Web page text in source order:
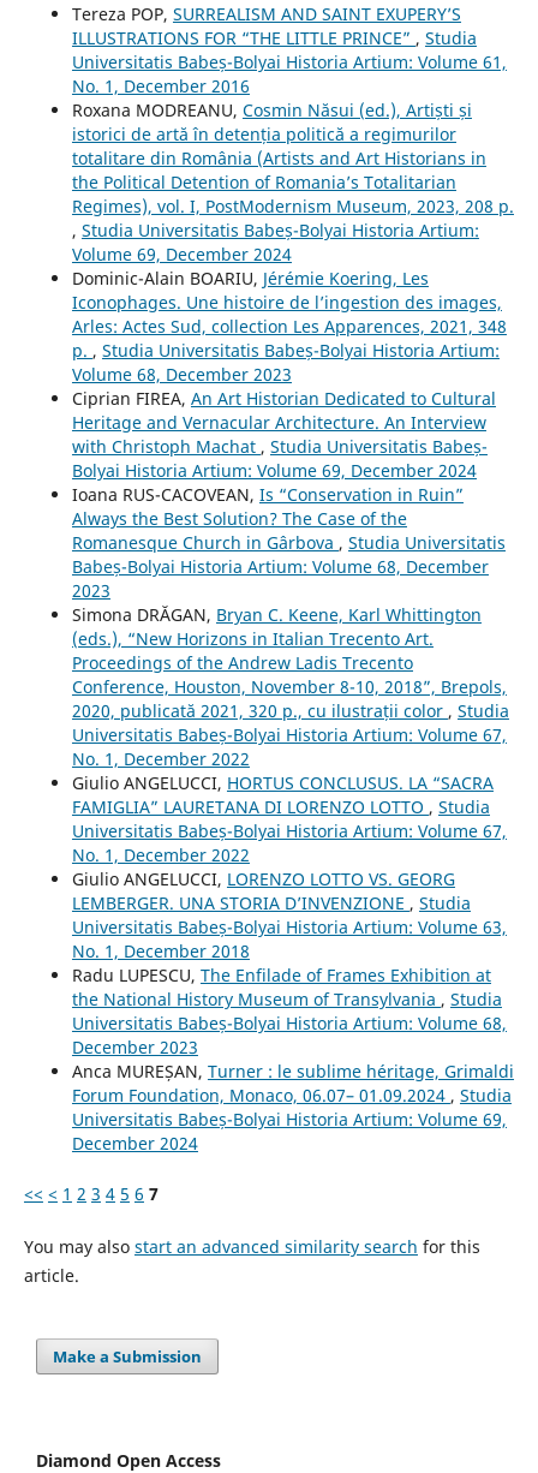
Tereza POP, SURREALISM AND SAINT EXUPERY’S
ILLUSTRATIONS FOR “THE LITTLE PRINCE” , Studia
Universitatis Babeș-Bolyai Historia Artium: Volume 61,
No. 1, December 2016
Roxana MODREANU, Cosmin Năsui (ed.), Artiști și
istorici de artă în detenția politică a regimurilor
totalitare din România (Artists and Art Historians in
the Political Detention of Romania’s Totalitarian
Regimes), vol. I, PostModernism Museum, 2023, 208 p.
, Studia Universitatis Babeș-Bolyai Historia Artium:
Volume 69, December 2024
Dominic-Alain BOARIU, Jérémie Koering, Les
Iconophages. Une histoire de l’ingestion des images,
Arles: Actes Sud, collection Les Apparences, 2021, 348
p. , Studia Universitatis Babeș-Bolyai Historia Artium:
Volume 68, December 2023
Ciprian FIREA, An Art Historian Dedicated to Cultural
Heritage and Vernacular Architecture. An Interview
with Christoph Machat , Studia Universitatis Babeș-
Bolyai Historia Artium: Volume 69, December 2024
Ioana RUS-CACOVEAN, Is “Conservation in Ruin”
Always the Best Solution? The Case of the
Romanesque Church in Gârbova , Studia Universitatis
Babeș-Bolyai Historia Artium: Volume 68, December
2023
Simona DRĂGAN, Bryan C. Keene, Karl Whittington
(eds.), “New Horizons in Italian Trecento Art.
Proceedings of the Andrew Ladis Trecento
Conference, Houston, November 8-10, 2018”, Brepols,
2020, publicată 2021, 320 p., cu ilustrații color , Studia
Universitatis Babeș-Bolyai Historia Artium: Volume 67,
No. 1, December 2022
Giulio ANGELUCCI, HORTUS CONCLUSUS. LA “SACRA
FAMIGLIA” LAURETANA DI LORENZO LOTTO , Studia
Universitatis Babeș-Bolyai Historia Artium: Volume 67,
No. 1, December 2022
Giulio ANGELUCCI, LORENZO LOTTO VS. GEORG
LEMBERGER. UNA STORIA D’INVENZIONE , Studia
Universitatis Babeș-Bolyai Historia Artium: Volume 63,
No. 1, December 2018
Radu LUPESCU, The Enfilade of Frames Exhibition at
the National History Museum of Transylvania , Studia
Universitatis Babeș-Bolyai Historia Artium: Volume 68,
December 2023
Anca MUREȘAN, Turner : le sublime héritage, Grimaldi
Forum Foundation, Monaco, 06.07– 01.09.2024 , Studia
Universitatis Babeș-Bolyai Historia Artium: Volume 69,
December 2024
<< < 1 2 3 4 5 6 7
You may also start an advanced similarity search for this
article.
Make a Submission
Diamond Open Access